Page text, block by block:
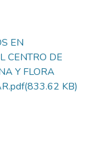
EN
CENTRO DE
Y FLORA
(833.62 KB)